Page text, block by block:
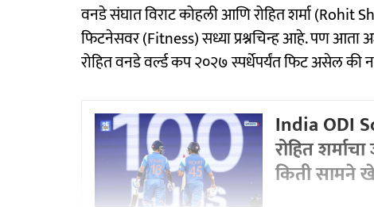
वनडे संघात विराट कोहली आणि रोहित शर्मा (Rohit
फिटनेसवर (Fitness) सध्या प्रश्नचिन्ह आहे. पण आता
रोहित वनडे वर्ल्ड कप २०२७ स्पर्धेपर्यंत फिट असेल की
India ODI
रोहित
किती सामने